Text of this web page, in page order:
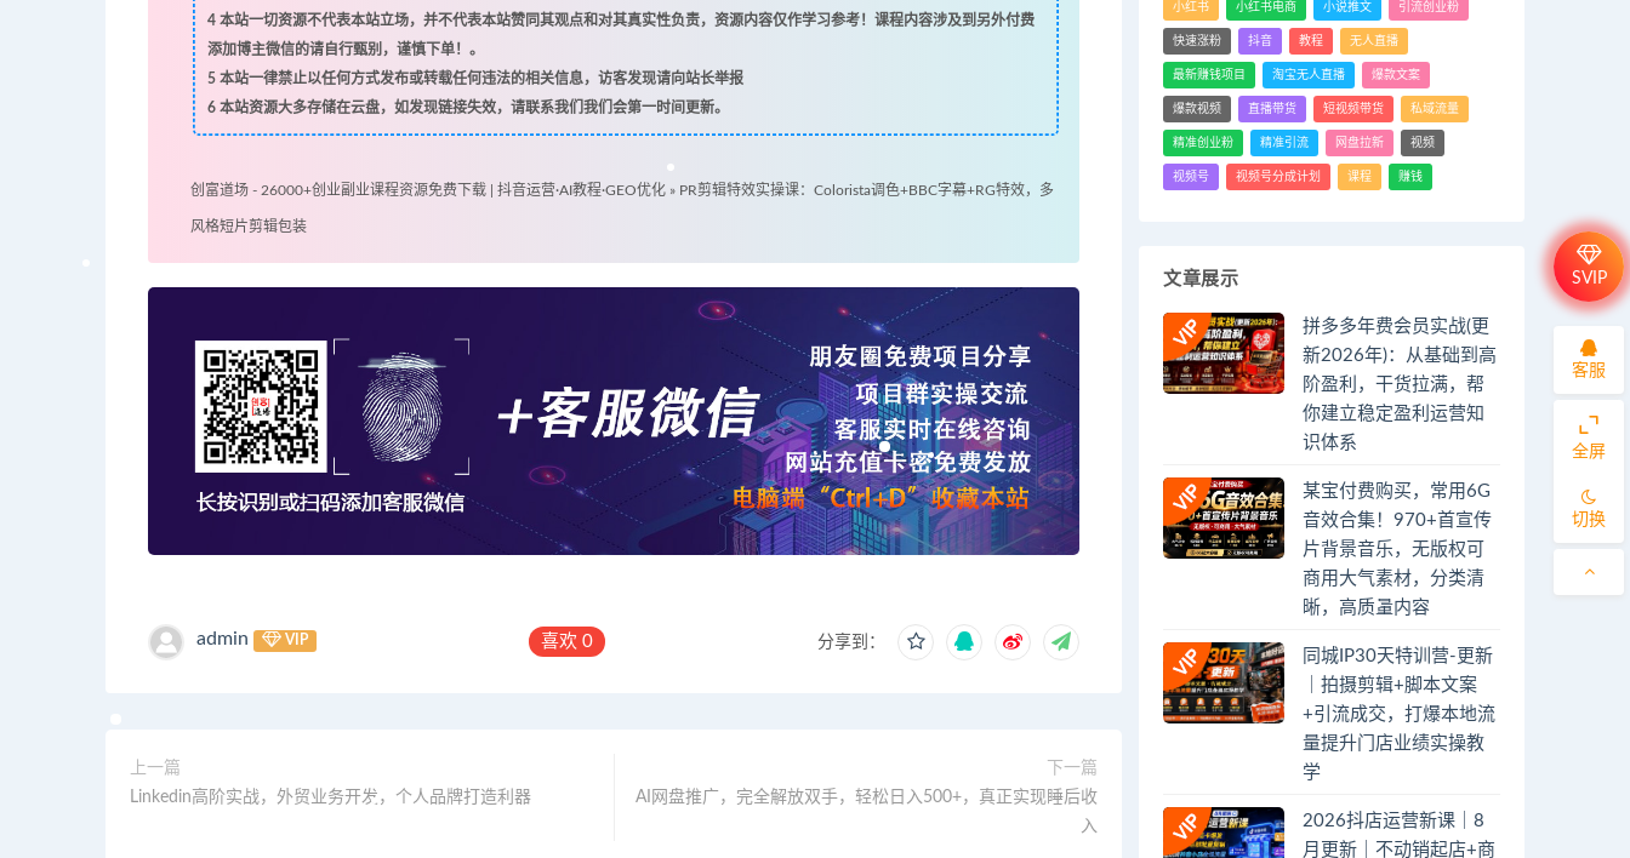
4本站一切资源不代表本站立场，并不代表本站赞同其观点和对其真实性负责，资源内容仅作学习参考！课程内容涉及到另外付费
添加博主微信的请自行甄别，谨慎下单！。
5本站一律禁止以任何方式发布或转载任何违法的相关信息，访客发现请向站长举报
6本站资源大多存储在云盘，如发现链接失效，请联系我们我们会第一时间更新。
创富道场 - 26000+创业副业课程资源免费下载 | 抖音运营·AI教程·GEO优化 » PR剪辑特效实操课：Colorista调色+BBC字幕+RG特效，多
风格短片剪辑包装
admin VIP 喜欢0 分享到：
上一篇
Linkedin高阶实战，外贸业务开发，个人品牌打造利器
下一篇
AI网盘推广，完全解放双手，轻松日入500+，真正实现睡后收
入
小红书 小红书电商 小说推文 引流创业粉
快速涨粉 抖音 教程 无人直播
最新赚钱项目 淘宝无人直播 爆款文案
爆款视频 直播带货 短视频带货 私域流量
精准创业粉 精准引流 网盘拉新 视频
视频号 视频号分成计划 课程 赚钱
文章展示
拼多多年费会员实战(更
新2026年)：从基础到高
阶盈利，干货拉满，帮
你建立稳定盈利运营知
识体系
某宝付费购买，常用6G
音效合集！970+首宣传
片背景音乐，无版权可
商用大气素材，分类清
晰，高质量内容
同城IP30天特训营-更新
｜拍摄剪辑+脚本文案
+引流成交，打爆本地流
量提升门店业绩实操教
学
2026抖店运营新课｜8
月更新｜不动销起店+商
SVIP
客服
全屏
切换